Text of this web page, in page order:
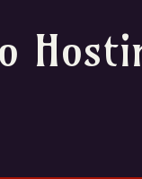
de compras